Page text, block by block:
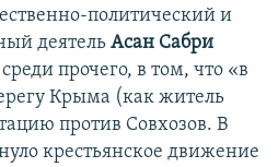
политический и
деятель Асан Сабри
прочего, в том, что «в
Крыма (как житель
против Совхозов. В
крестьянское движение